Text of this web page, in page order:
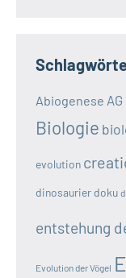
Abiogenese
Biologie
evolution
dinosaurier doku
entstehung
Evolution der Vögel